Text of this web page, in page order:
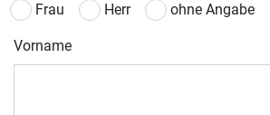
Frau
Herr ohne Angabe
Vorname